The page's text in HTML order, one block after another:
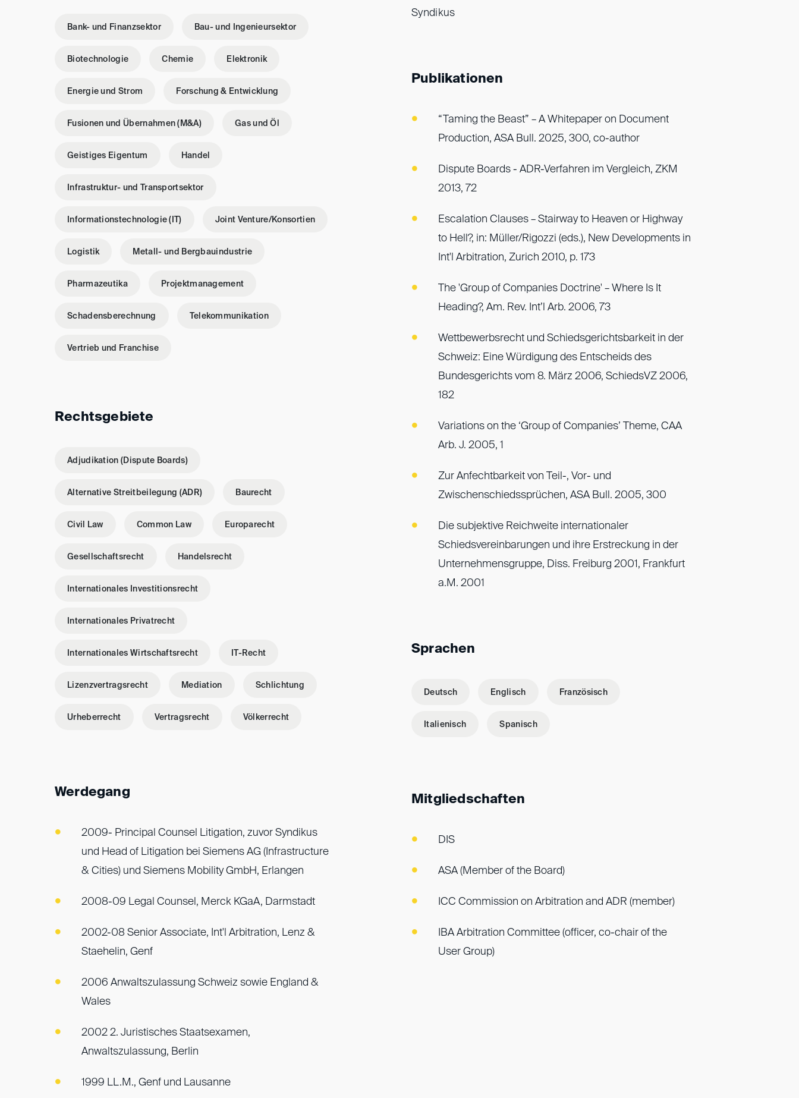
Bank- und Finanzsektor Bau- und Ingenieursektor
Biotechnologie Chemie Elektronik
Energie und Strom Forschung & Entwicklung
Fusionen und Übernahmen (M&A) Gas und Öl
Geistiges Eigentum Handel
Infrastruktur- und Transportsektor
Informationstechnologie (IT) Joint Venture/Konsortien
Logistik Metall- und Bergbauindustrie
Pharmazeutika Projektmanagement
Schadensberechnung Telekommunikation
Vertrieb und Franchise
Rechtsgebiete
Adjudikation (Dispute Boards)
Alternative Streitbeilegung (ADR) Baurecht
Civil Law Common Law Europarecht
Gesellschaftsrecht Handelsrecht
Internationales Investitionsrecht
Internationales Privatrecht
Internationales Wirtschaftsrecht IT-Recht
Lizenzvertragsrecht Mediation Schlichtung
Urheberrecht Vertragsrecht Völkerrecht
Werdegang
2009- Principal Counsel Litigation, zuvor Syndikus
und Head of Litigation bei Siemens AG (Infrastructure
& Cities) und Siemens Mobility GmbH, Erlangen
2008-09 Legal Counsel, Merck KGaA, Darmstadt
2002-08 Senior Associate, Int'l Arbitration, Lenz &
Staehelin, Genf
2006 Anwaltszulassung Schweiz sowie England &
Wales
2002 2. Juristisches Staatsexamen,
Anwaltszulassung, Berlin
1999 LL.M., Genf und Lausanne
Syndikus
Publikationen
“Taming the Beast” – A Whitepaper on Document
Production, ASA Bull. 2025, 300, co-author
Dispute Boards - ADR-Verfahren im Vergleich, ZKM
2013, 72
Escalation Clauses – Stairway to Heaven or Highway
to Hell?, in: Müller/Rigozzi (eds.), New Developments in
Int'l Arbitration, Zurich 2010, p. 173
The 'Group of Companies Doctrine' – Where Is It
Heading?, Am. Rev. Int’l Arb. 2006, 73
Wettbewerbsrecht und Schiedsgerichtsbarkeit in der
Schweiz: Eine Würdigung des Entscheids des
Bundesgerichts vom 8. März 2006, SchiedsVZ 2006,
182
Variations on the ‘Group of Companies’ Theme, CAA
Arb. J. 2005, 1
Zur Anfechtbarkeit von Teil-, Vor- und
Zwischenschiedssprüchen, ASA Bull. 2005, 300
Die subjektive Reichweite internationaler
Schiedsvereinbarungen und ihre Erstreckung in der
Unternehmensgruppe, Diss. Freiburg 2001, Frankfurt
a.M. 2001
Sprachen
Deutsch Englisch Französisch
Italienisch Spanisch
Mitgliedschaften
DIS
ASA (Member of the Board)
ICC Commission on Arbitration and ADR (member)
IBA Arbitration Committee (officer, co-chair of the
User Group)